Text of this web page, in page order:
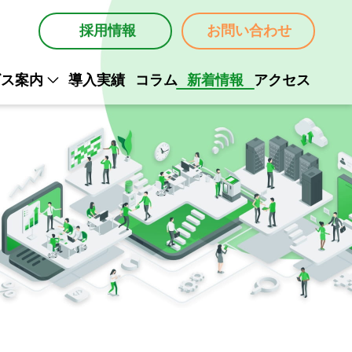
採用情報 お問い合わせ
案内
構築
開発
保守
Mail
導入実績 コラム 新着情報 アクセス